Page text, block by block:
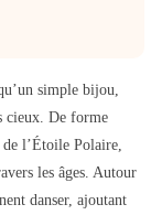
simple bijou,
cieux. De forme
l’Étoile Polaire,
les âges. Autour
danser, ajoutant